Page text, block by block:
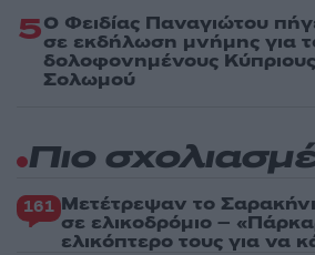
5Ο Φειδίας Παναγιώτου
σε εκδήλωση μνήμης για
δολοφονημένους
Σολωμού
Πιο
161 Μετέτρεψαν το
σε ελικοδρόμιο –
ελικόπτερο τους για να